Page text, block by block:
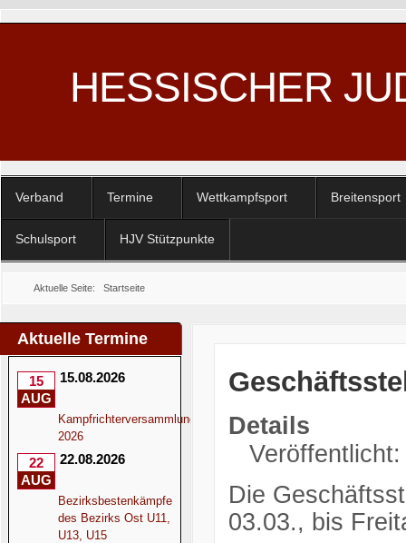
HESSISCHER
Verband Termine Wettkampfsport Breitensport
Schulsport HJV Stützpunkte
Aktuelle Seite: Startseite
Aktuelle Termine
15
AUG
15.08.2026
Kampfrichterversammlung
2026
22
AUG
22.08.2026
Bezirksbestenkämpfe
des Bezirks Ost U11,
U13, U15
Details
Die
03.03., bis